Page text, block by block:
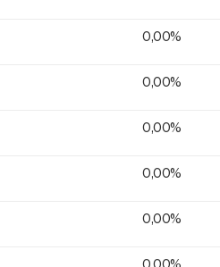
0,00%
0,00%
0,00%
0,00%
0,00%